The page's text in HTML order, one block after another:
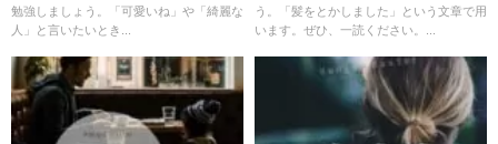
勉強しましょう。「可愛いね」や「綺麗な
人」と言いたいとき...
う。「髪をとかしました」という文章で用
います。ぜひ、一読ください。...